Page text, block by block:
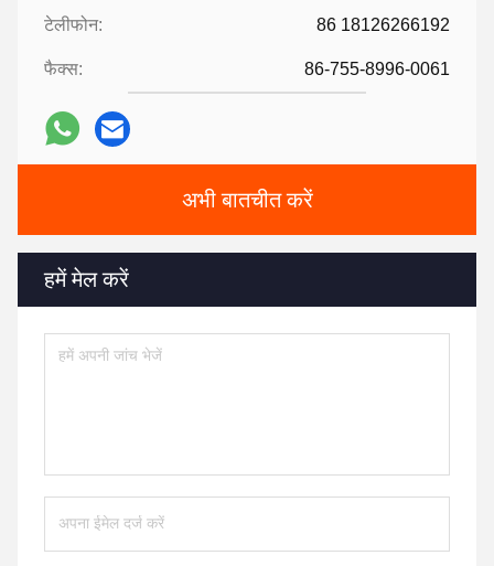
टेलीफोन: 86 18126266192
फैक्स: 86-755-8996-0061
अभी बातचीत करें
हमें मेल करें